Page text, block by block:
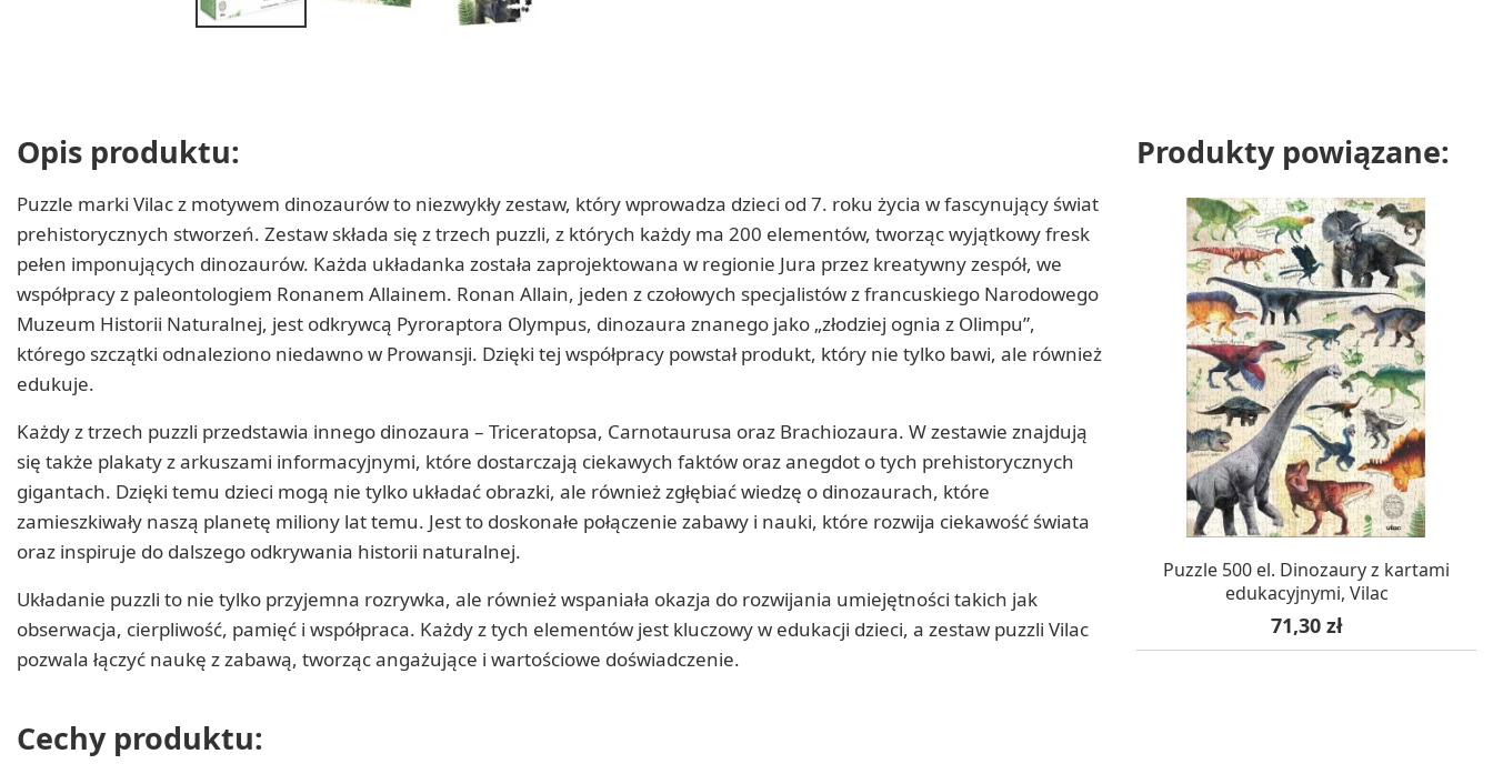
Opis produktu:
Puzzle marki Vilac z motywem dinozaurów to niezwykły zestaw, który wprowadza dzieci od 7. roku życia w fascynujący świat
prehistorycznych stworzeń. Zestaw składa się z trzech puzzli, z których każdy ma 200 elementów, tworząc wyjątkowy fresk
pełen imponujących dinozaurów. Każda układanka została zaprojektowana w regionie Jura przez kreatywny zespół, we
współpracy z paleontologiem Ronanem Allainem. Ronan Allain, jeden z czołowych specjalistów z francuskiego Narodowego
Muzeum Historii Naturalnej, jest odkrywcą Pyroraptora Olympus, dinozaura znanego jako „złodziej ognia z Olimpu”,
którego szczątki odnaleziono niedawno w Prowansji. Dzięki tej współpracy powstał produkt, który nie tylko bawi, ale również
edukuje.
Każdy z trzech puzzli przedstawia innego dinozaura – Triceratopsa, Carnotaurusa oraz Brachiozaura. W zestawie znajdują
się także plakaty z arkuszami informacyjnymi, które dostarczają ciekawych faktów oraz anegdot o tych prehistorycznych
gigantach. Dzięki temu dzieci mogą nie tylko układać obrazki, ale również zgłębiać wiedzę o dinozaurach, które
zamieszkiwały naszą planetę miliony lat temu. Jest to doskonałe połączenie zabawy i nauki, które rozwija ciekawość świata
oraz inspiruje do dalszego odkrywania historii naturalnej.
Układanie puzzli to nie tylko przyjemna rozrywka, ale również wspaniała okazja do rozwijania umiejętności takich jak
obserwacja, cierpliwość, pamięć i współpraca. Każdy z tych elementów jest kluczowy w edukacji dzieci, a zestaw puzzli Vilac
pozwala łączyć naukę z zabawą, tworząc angażujące i wartościowe doświadczenie.
Cechy produktu:
Produkty powiązane:
W MAGAZYNIE, DOSTAWA 24H
Puzzle 500 el. Dinozaury z kartami
edukacyjnymi, Vilac
Cena
71,30 zł